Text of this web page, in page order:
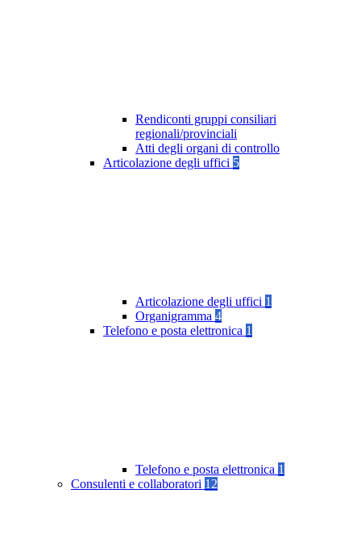
Rendiconti gruppi consiliari
regionali/provinciali
Atti degli organi di controllo
Articolazione degli uffici 5
Articolazione degli uffici 1
Organigramma 4
Telefono e posta elettronica 1
Telefono e posta elettronica 1
Consulenti e collaboratori 12